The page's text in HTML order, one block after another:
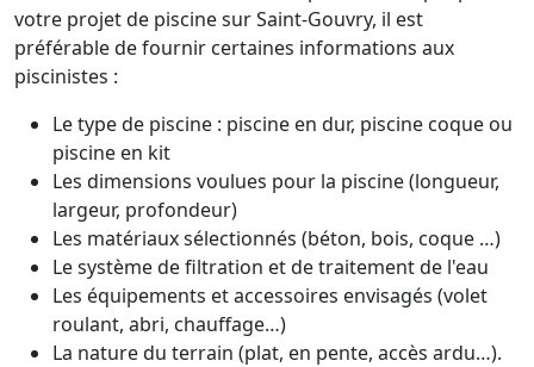
votre projet de piscine sur Saint-Gouvry, il est
préférable de fournir certaines informations aux
piscinistes :
Le type de piscine : piscine en dur, piscine coque ou
piscine en kit
Les dimensions voulues pour la piscine (longueur,
largeur, profondeur)
Les matériaux sélectionnés (béton, bois, coque …)
Le système de filtration et de traitement de l'eau
Les équipements et accessoires envisagés (volet
roulant, abri, chauffage…)
La nature du terrain (plat, en pente, accès ardu…).